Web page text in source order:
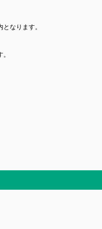
なります。